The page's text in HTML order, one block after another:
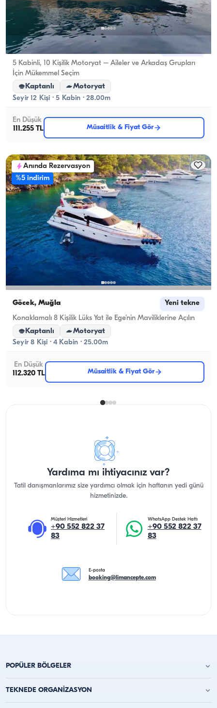
Göcek, Muğla
5 Kabinli, 10 Kişilik Motoryat – Aileler ve Arkadaş Grupları
İçin Mükemmel Seçim
Kaptanlı
Motoryat
Seyir 12 Kişi · 5 Kabin · 28.00m
En Düşük
111.255 TL
Müsaitlik & Fiyat Gör
Anında Rezervasyon
%5 indirim
Göcek, Muğla Yeni tekne
Konaklamalı 8 Kişilik Lüks Yat ile Ege’nin Maviliklerine Açılın
Kaptanlı
Motoryat
Seyir 8 Kişi · 4 Kabin · 25.00m
En Düşük
112.320 TL
Müsaitlik & Fiyat Gör
Yardıma mı ihtiyacınız var?
Tatil danışmanlarımız size yardımcı olmak için haftanın yedi günü
hizmetinizde.
Müşteri Hizmetleri
+90 552 822 37
83
WhatsApp Destek Hattı
+90 552 822 37
83
E-posta
booking@limancepte.com
POPÜLER BÖLGELER
Antalya Yat Kiralama
TEKNEDE ORGANİZASYON